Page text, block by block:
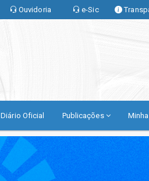
Ouvidoria e-Sic
Diário Oficial Publicações